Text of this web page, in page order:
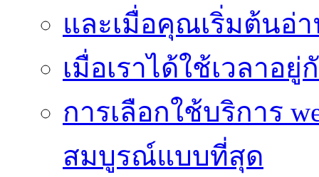
และเมื่อคุณเริ่มต้นอ่า
เมื่อเราได้ใช้เวลาอยู่
การเลือกใช้บริการ
สมบูรณ์แบบที่สุด